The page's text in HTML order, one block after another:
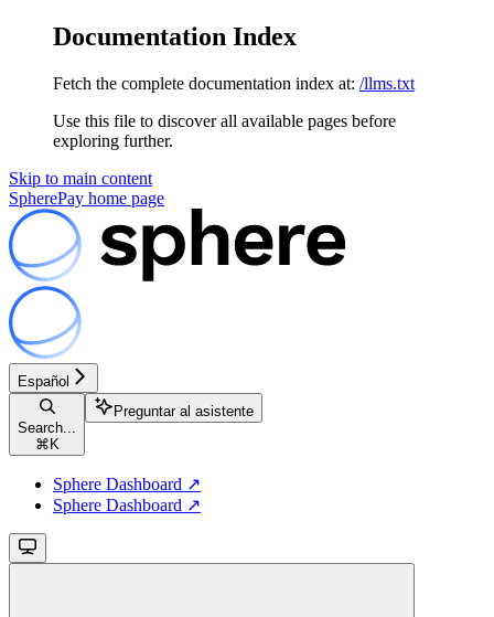
Documentation Index
Fetch the complete documentation index at: /llms.txt
Use this file to discover all available pages before
exploring further.
Skip to main content
SpherePay home page
Español
Search...
⌘ K
Preguntar al asistente
Sphere Dashboard ↗
Sphere Dashboard ↗